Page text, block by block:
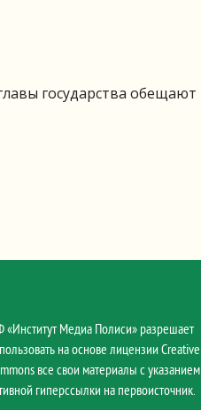
государства обещают
Медиа Полиси» разрешает
на основе лицензии Creative
все свои материалы с указанием
гиперссылки на первоисточник.